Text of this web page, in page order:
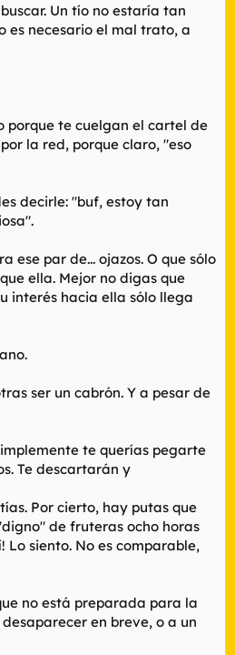
Un tío no estaría tan
es necesario el mal trato, a
porque te cuelgan el cartel de
la red, porque claro, "eso
decirle: "buf, estoy tan
ese par de... ojazos. O que sólo
ella. Mejor no digas que
interés hacia ella sólo llega
ser un cabrón. Y a pesar de
te querías pegarte
Te descartarán y
Por cierto, hay putas que
de fruteras ocho horas
Lo siento. No es comparable,
no está preparada para la
en breve, o a un